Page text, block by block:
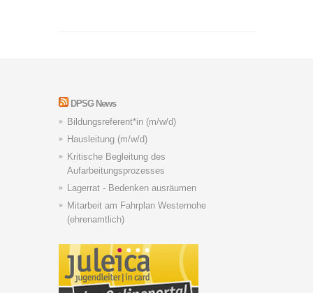
DPSG News
Bildungsreferent*in (m/w/d)
Hausleitung (m/w/d)
Kritische Begleitung des
Aufarbeitungsprozesses
Lagerrat - Bedenken ausräumen
Mitarbeit am Fahrplan Westernohe
(ehrenamtlich)